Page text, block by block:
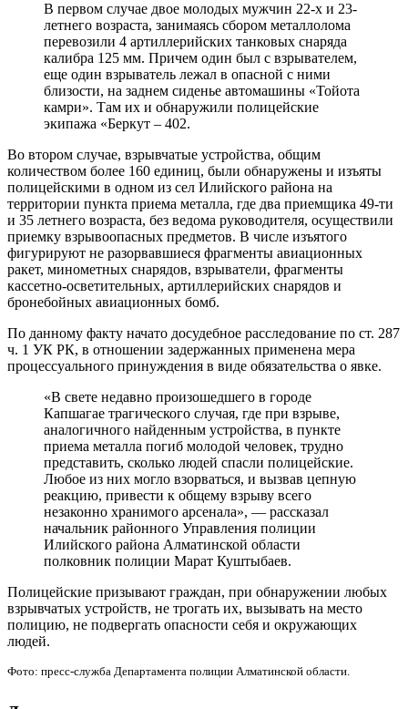
В первом случае двое молодых мужчин 22-х и 23-
летнего возраста, занимаясь сбором металлолома
перевозили 4 артиллерийских танковых снаряда
калибра 125 мм. Причем один был с взрывателем,
еще один взрыватель лежал в опасной с ними
близости, на заднем сиденье автомашины «Тойота
камри». Там их и обнаружили полицейские
экипажа «Беркут – 402.
Во втором случае, взрывчатые устройства, общим
количеством более 160 единиц, были обнаружены и изъяты
полицейскими в одном из сел Илийского района на
территории пункта приема металла, где два приемщика 49-ти
и 35 летнего возраста, без ведома руководителя, осуществили
приемку взрывоопасных предметов. В числе изъятого
фигурируют не разорвавшиеся фрагменты авиационных
ракет, минометных снарядов, взрыватели, фрагменты
кассетно-осветительных, артиллерийских снарядов и
бронебойных авиационных бомб.
По данному факту начато досудебное расследование по ст. 287
ч. 1 УК РК, в отношении задержанных применена мера
процессуального принуждения в виде обязательства о явке.
«В свете недавно произошедшего в городе
Капшагае трагического случая, где при взрыве,
аналогичного найденным устройства, в пункте
приема металла погиб молодой человек, трудно
представить, сколько людей спасли полицейские.
Любое из них могло взорваться, и вызвав цепную
реакцию, привести к общему взрыву всего
незаконно хранимого арсенала», — рассказал
начальник районного Управления полиции
Илийского района Алматинской области
полковник полиции Марат Куштыбаев.
Полицейские призывают граждан, при обнаружении любых
взрывчатых устройств, не трогать их, вызывать на место
полицию, не подвергать опасности себя и окружающих
людей.
Фото: пресс-служба Департамента полиции Алматинской области.